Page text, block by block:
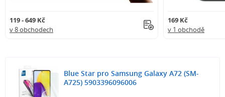
119 - 649 Kč
v 8 obchodech
169 Kč
v 1 obchodě
Blue Star pro Samsung Galaxy A72 (SM-
A725) 5903396096006